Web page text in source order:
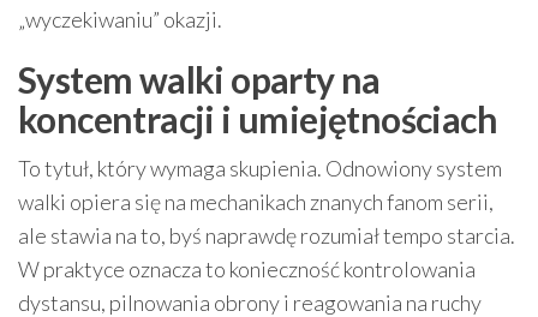
„wyczekiwaniu” okazji.
System walki oparty na
koncentracji i umiejętnościach
To tytuł, który wymaga skupienia. Odnowiony system
walki opiera się na mechanikach znanych fanom serii,
ale stawia na to, byś naprawdę rozumiał tempo starcia.
W praktyce oznacza to konieczność kontrolowania
dystansu, pilnowania obrony i reagowania na ruchy